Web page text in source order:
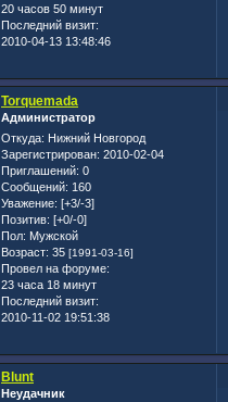
20 часов 50 минут
Последний визит:
2010-04-13 13:48:46
Torquemada
Администратор
Откуда: Нижний Новгород
Зарегистрирован: 2010-02-04
Приглашений: 0
Сообщений: 160
Уважение: [+3/-3]
Позитив: [+0/-0]
Пол: Мужской
Возраст: 35 [1991-03-16]
Провел на форуме:
23 часа 18 минут
Последний визит:
2010-11-02 19:51:38
Blunt
Неудачник